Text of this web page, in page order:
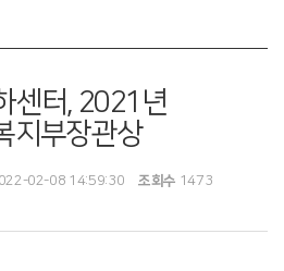
센터, 2021년
지부장관상
02-08 14:59:30 조회수 1473